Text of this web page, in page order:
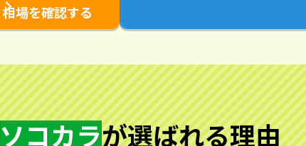
相場を確認する
ソコカラが選ばれる理由